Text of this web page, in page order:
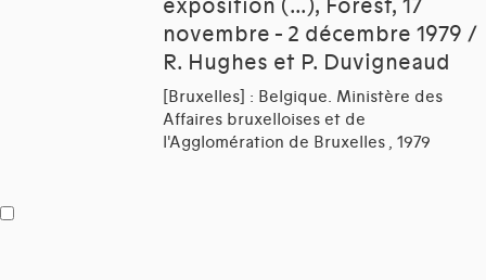
exposition (...), Forest, 17
novembre - 2 décembre 1979 /
R. Hughes et P. Duvigneaud
[Bruxelles] : Belgique. Ministère des
Affaires bruxelloises et de
l'Agglomération de Bruxelles , 1979